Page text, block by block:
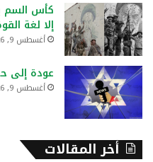
كأس السم
إلا لغة
أغسطس 9, 2026
عودة إلى
أغسطس 9, 2026
أخر المقالات